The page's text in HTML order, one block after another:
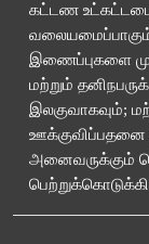
கட்டண
இணைப்புகளை
மற்றும்
இலகுவாகவும்;
ஊக்குவிப்பதனை
அனைவருக்கும்